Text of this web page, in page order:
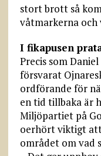
stort brott så
våtmarkerna
I fikapusen
Precis som
försvarat
ordförande för
en tid tillbaka är
Miljöpartiet på
oerhört viktigt
området om vad